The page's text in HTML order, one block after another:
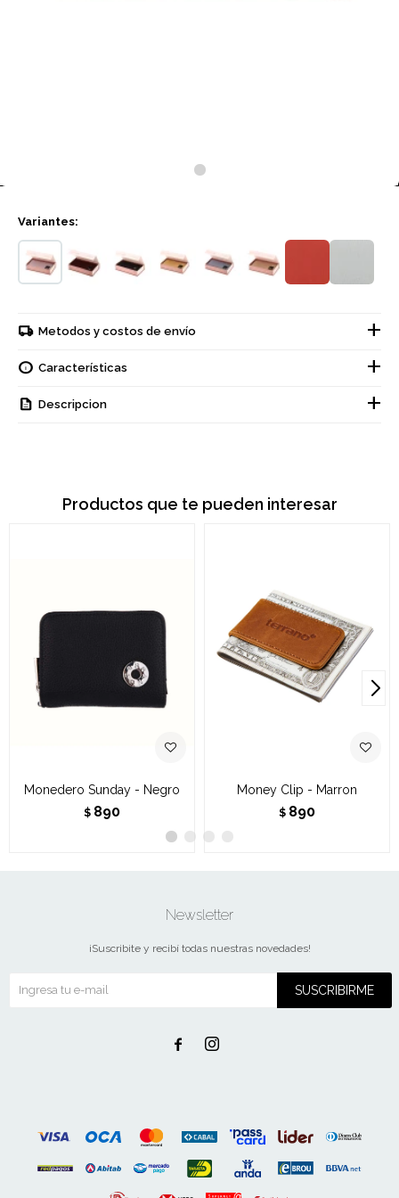
Variantes:
Metodos y costos de envío
Características
Descripcion
Productos que te pueden interesar
Monedero Sunday - Negro
$ 890
Money Clip - Marron
$ 890
Newsletter
¡Suscribite y recibí todas nuestras novedades!
SUSCRIBIRME
 